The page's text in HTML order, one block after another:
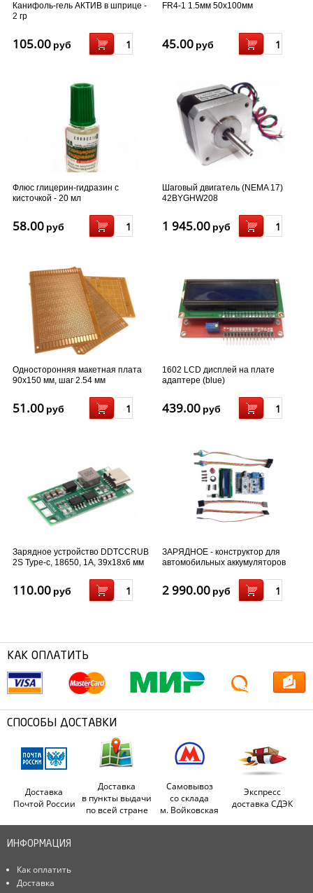
Канифоль-гель АКТИВ в шприце -
2 гр
105.00 руб
FR4-1 1.5мм 50x100мм
45.00 руб
Флюс глицерин-гидразин с
кисточкой - 20 мл
58.00 руб
Шаговый двигатель (NEMA 17)
42BYGHW208
1 945.00 руб
Односторонняя макетная плата
90x150 мм, шаг 2.54 мм
51.00 руб
1602 LCD дисплей на плате
адаптере (blue)
439.00 руб
Зарядное устройство DDTCCRUB
2S Type-c, 18650, 1А, 39х18х6 мм
110.00 руб
ЗАРЯДНОЕ - конструктор для
автомобильных аккумуляторов
2 990.00 руб
КАК ОПЛАТИТЬ
СПОСОБЫ ДОСТАВКИ
Доставка
Почтой России
Доставка
в пункты выдачи
по всей стране
Самовывоз
со склада
м. Войковская
Экспресс
доставка СДЭК
ИНФОРМАЦИЯ
Как оплатить
Доставка